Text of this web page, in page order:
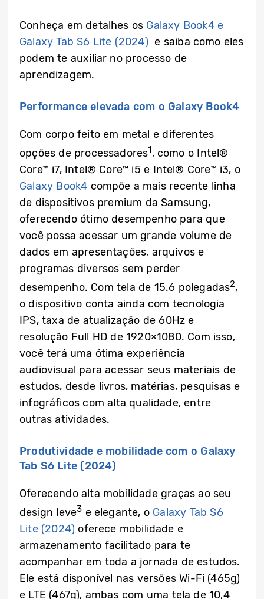
Conheça em detalhes os Galaxy Book4 e
Galaxy Tab S6 Lite (2024) e saiba como eles
podem te auxiliar no processo de
aprendizagem.
Performance elevada com o Galaxy Book4
Com corpo feito em metal e diferentes
opções de processadores1, como o Intel®
Core™ i7, Intel® Core™ i5 e Intel® Core™ i3, o
Galaxy Book4 compõe a mais recente linha
de dispositivos premium da Samsung,
oferecendo ótimo desempenho para que
você possa acessar um grande volume de
dados em apresentações, arquivos e
programas diversos sem perder
desempenho. Com tela de 15.6 polegadas2,
o dispositivo conta ainda com tecnologia
IPS, taxa de atualização de 60Hz e
resolução Full HD de 1920×1080. Com isso,
você terá uma ótima experiência
audiovisual para acessar seus materiais de
estudos, desde livros, matérias, pesquisas e
infográficos com alta qualidade, entre
outras atividades.
Produtividade e mobilidade com o Galaxy
Tab S6 Lite (2024)
Oferecendo alta mobilidade graças ao seu
design leve3 e elegante, o Galaxy Tab S6
Lite (2024) oferece mobilidade e
armazenamento facilitado para te
acompanhar em toda a jornada de estudos.
Ele está disponível nas versões Wi-Fi (465g)
e LTE (467g), ambas com uma tela de 10,4